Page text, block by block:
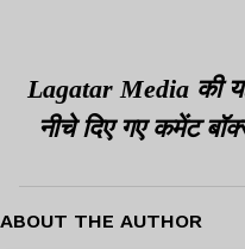
Lagatar Media की
नीचे दिए गए कमेंट
ABOUT THE AUTHOR